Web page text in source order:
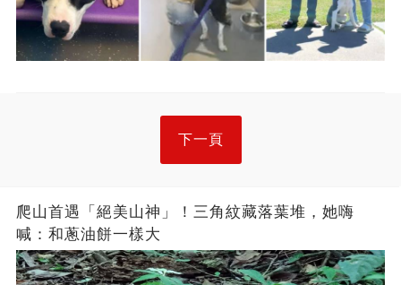
下一頁
爬山首遇「絕美山神」！三角紋藏落葉堆，她嗨
喊：和蔥油餅一樣大